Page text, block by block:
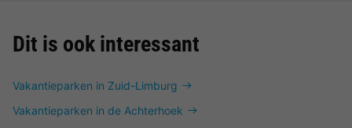
Dit is ook interessant
Vakantieparken in Zuid-Limburg
Vakantieparken in de Achterhoek